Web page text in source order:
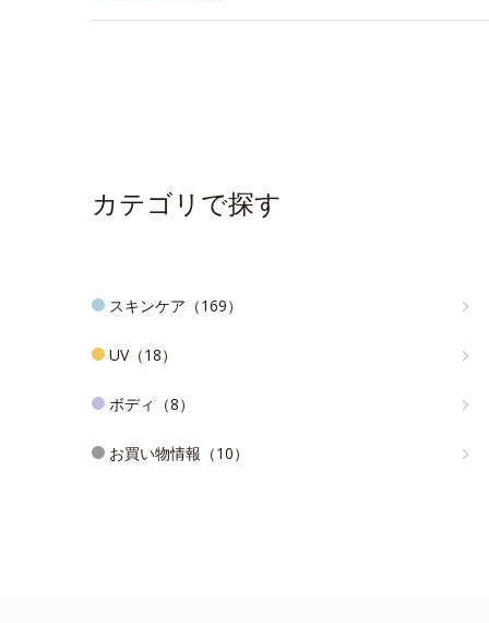
カテゴリで探す
スキンケア（169）
UV（18）
ボディ（8）
お買い物情報（10）